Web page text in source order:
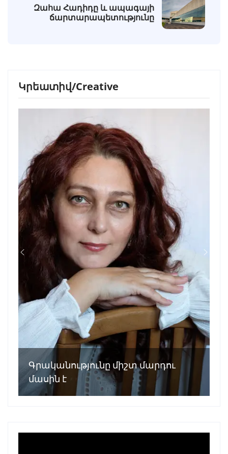
Զահա Հադիդը և ապագայի
ճարտարապետությունը
Կրեատիվ/Creative
Գրականությունը միշտ մարդու
մասին է